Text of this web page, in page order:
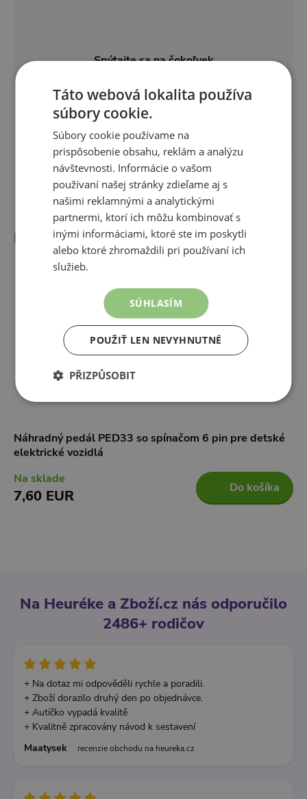
Spýtajte sa na čokoľvek
Opýtať sa
Naposledy navštívené
Náhradný pedál PED33 so spínačom 6 pin pre detské
elektrické vozidlá
Na sklade
7,60 EUR Do košíka
Na Heuréke a Zboží.cz nás odporučilo
2486+ rodičov
+ Na dotaz mi odpověděli rychle a poradili.
+ Zboží dorazilo druhý den po objednávce.
+ Autíčko vypadá kvalitě
+ Kvalitně zpracovány návod k sestavení
Maatysek
recenzie obchodu na heureka.cz
Táto webová lokalita používa
súbory cookie.
Súbory cookie používame na
prispôsobenie obsahu, reklám a analýzu
návštevnosti. Informácie o vašom
používaní našej stránky zdieľame aj s
našimi reklamnými a analytickými
partnermi, ktorí ich môžu kombinovať s
inými informáciami, ktoré ste im poskytli
alebo ktoré zhromaždili pri používaní ich
služieb.
SÚHLASÍM
POUŽIŤ LEN NEVYHNUTNÉ
PŘIZPŮSOBIT